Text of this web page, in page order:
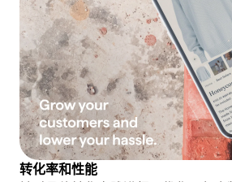
转化率和性能